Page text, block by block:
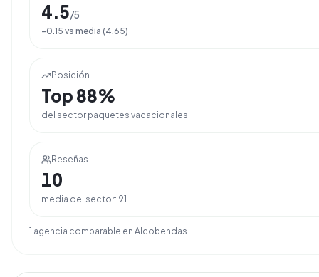
4.5/5
-0.15 vs media (4.65)
Posición
Top 88%
del sector paquetes vacacionales
Reseñas
10
media del sector: 91
1 agencia comparable en Alcobendas.